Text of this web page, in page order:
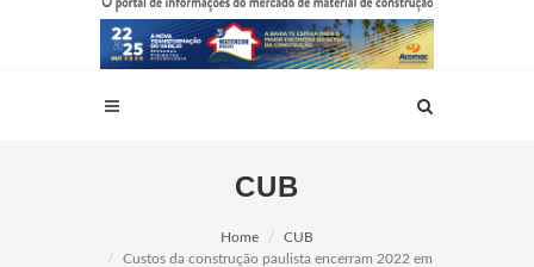
CUB
Home
CUB
Custos da construção paulista encerram 2022 em